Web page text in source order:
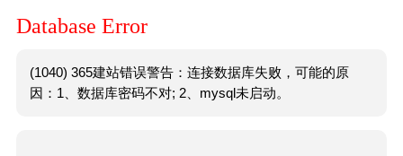
Database Error
(1040) 365建站错误警告：连接数据库失败，可能的原
因：1、数据库密码不对; 2、mysql未启动。